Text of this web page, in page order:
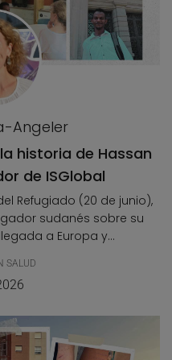
Angeler
historia de Hassan
de ISGlobal
Refugiado (20 de junio),
sudanés sobre su
a Europa y...
SALUD